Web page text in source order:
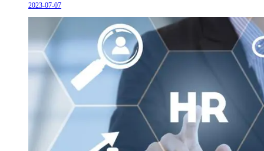
2023-07-07